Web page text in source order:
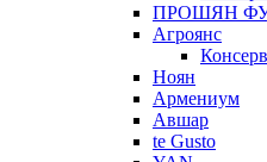
ПРОШЯН
Агроянс
Ноян
Армениум
Авшар
te Gusto